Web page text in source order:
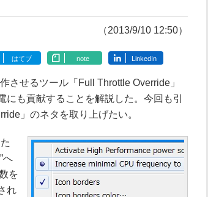
（2013/9/10 12:50）
はてブ note LinkedIn
せるツール「Full Throttle Override」
も貢献することを解説した。今回も引
」のネタを取り上げたい。
へ
を
れ